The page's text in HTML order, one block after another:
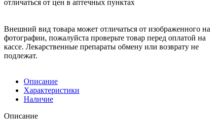
отличаться от цен в аптечных пунктах
Внешний вид товара может отличаться от изображенного на
фотографии, пожалуйста проверьте товар перед оплатой на
кассе. Лекарственные препараты обмену или возврату не
подлежат.
Описание
Характеристики
Наличие
Описание